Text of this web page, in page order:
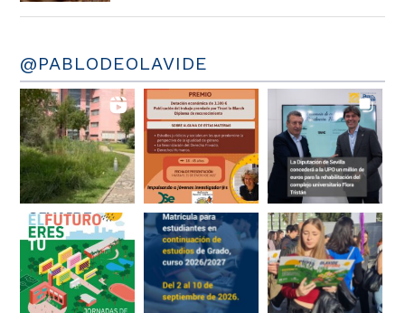
@PABLODEOLAVIDE